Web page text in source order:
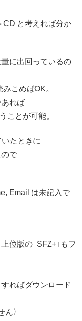
CD と考えれば分か
に出回っているの
こめばOK。
れば
ことが可能。
たときに
で
Email は未記入で
位版の「SFZ+」もフ
すればダウンロード
）